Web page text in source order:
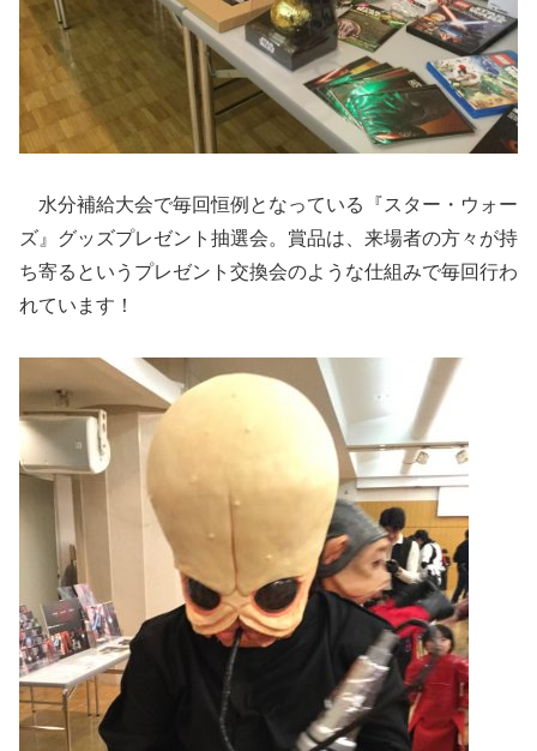
水分補給大会で毎回恒例となっている『スター・ウォー
ズ』グッズプレゼント抽選会。賞品は、来場者の方々が持
ち寄るというプレゼント交換会のような仕組みで毎回行わ
れています！